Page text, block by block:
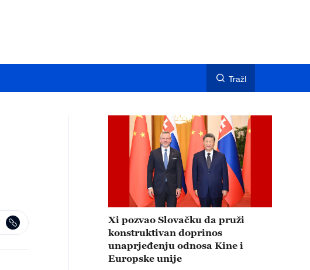
TražI
Xi pozvao Slovačku da pruži
konstruktivan doprinos
unaprjeđenju odnosa Kine i
Europske unije